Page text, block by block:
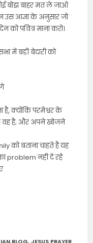
बोझ बाहर मत ले जाओ
उस आज्ञा के अनुसार जो
को पवित्र माना करो।
में बड़ी बेदारी को
है, क्योंकि परमेश्वर के
वह है; और अपने खोजने
को बताना चाहते है यह
problem नही दे रहे